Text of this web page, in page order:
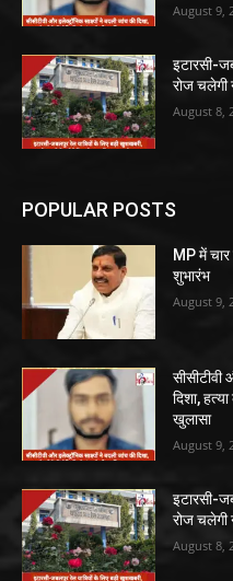
August 9,
इटारसी-
रोज
August 8,
POPULAR POSTS
MP में
शुभारंभ
August 9,
सीसीटीवी
दिशा,
खुलासा
August 9,
इटारसी-
रोज
August 8,